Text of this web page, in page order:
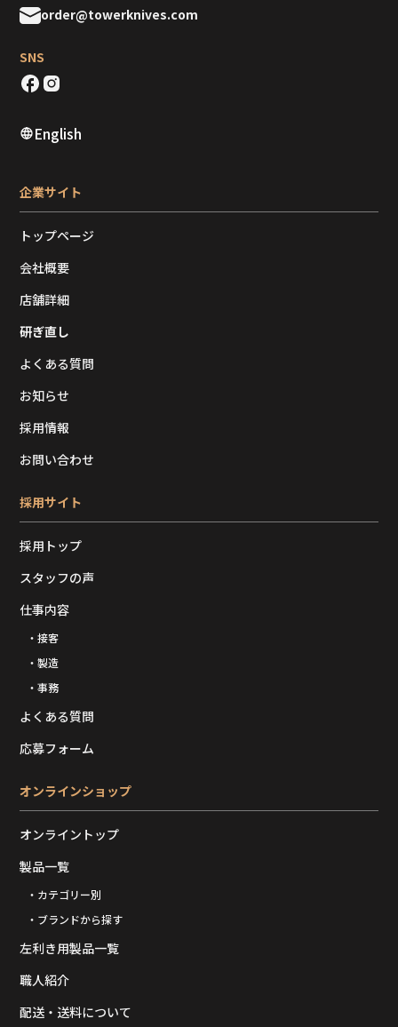
order@towerknives.com
SNS
English
企業サイト
トップページ
会社概要
店舗詳細
研ぎ直し
よくある質問
お知らせ
採用情報
お問い合わせ
採用サイト
採用トップ
スタッフの声
仕事内容
・接客
・製造
・事務
よくある質問
応募フォーム
オンラインショップ
オンライントップ
製品一覧
・カテゴリー別
・ブランドから探す
左利き用製品一覧
職人紹介
配送・送料について